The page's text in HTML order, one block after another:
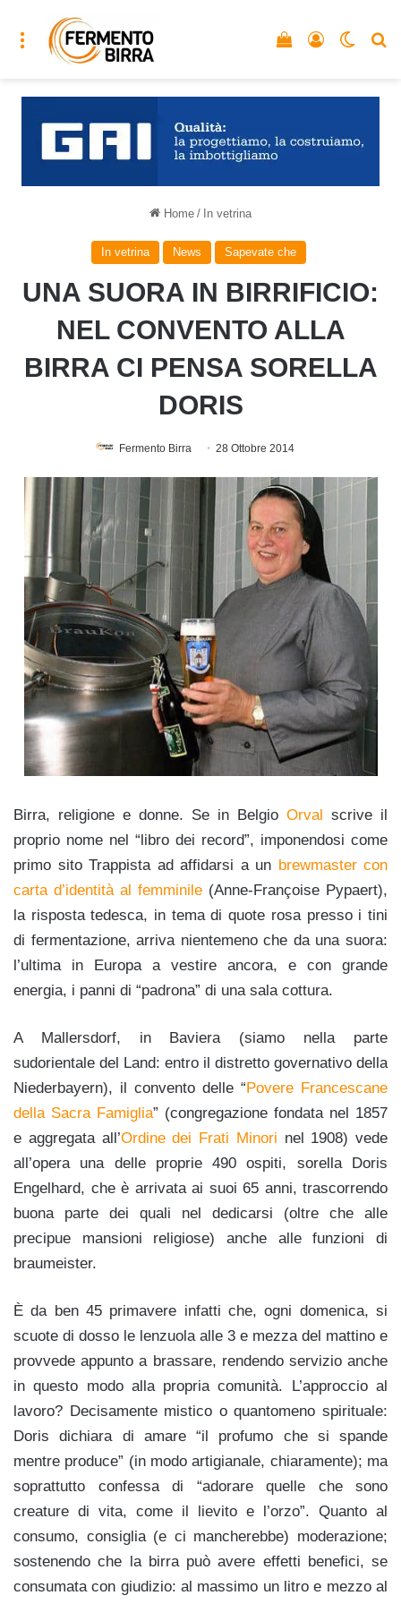
Menu Accedi
Vedi il carrello
Home / In vetrina
In vetrina News Sapevate che
UNA SUORA IN BIRRIFICIO:
NEL CONVENTO ALLA
BIRRA CI PENSA SORELLA
DORIS
Fermento Birra 28 Ottobre 2014
Birra, religione e donne. Se in Belgio Orval scrive il
proprio nome nel “libro dei record”, imponendosi come
primo sito Trappista ad affidarsi a un brewmaster con
carta d’identità al femminile (Anne-Françoise Pypaert),
la risposta tedesca, in tema di quote rosa presso i tini
di fermentazione, arriva nientemeno che da una suora:
l’ultima in Europa a vestire ancora, e con grande
energia, i panni di “padrona” di una sala cottura.
A Mallersdorf, in Baviera (siamo nella parte
sudorientale del Land: entro il distretto governativo della
Niederbayern), il convento delle “Povere Francescane
della Sacra Famiglia” (congregazione fondata nel 1857
e aggregata all’Ordine dei Frati Minori nel 1908) vede
all’opera una delle proprie 490 ospiti, sorella Doris
Engelhard, che è arrivata ai suoi 65 anni, trascorrendo
buona parte dei quali nel dedicarsi (oltre che alle
precipue mansioni religiose) anche alle funzioni di
braumeister.
È da ben 45 primavere infatti che, ogni domenica, si
scuote di dosso le lenzuola alle 3 e mezza del mattino e
provvede appunto a brassare, rendendo servizio anche
in questo modo alla propria comunità. L’approccio al
lavoro? Decisamente mistico o quantomeno spirituale:
Doris dichiara di amare “il profumo che si spande
mentre produce” (in modo artigianale, chiaramente); ma
soprattutto confessa di “adorare quelle che sono
creature di vita, come il lievito e l’orzo”. Quanto al
consumo, consiglia (e ci mancherebbe) moderazione;
sostenendo che la birra può avere effetti benefici, se
consumata con giudizio: al massimo un litro e mezzo al